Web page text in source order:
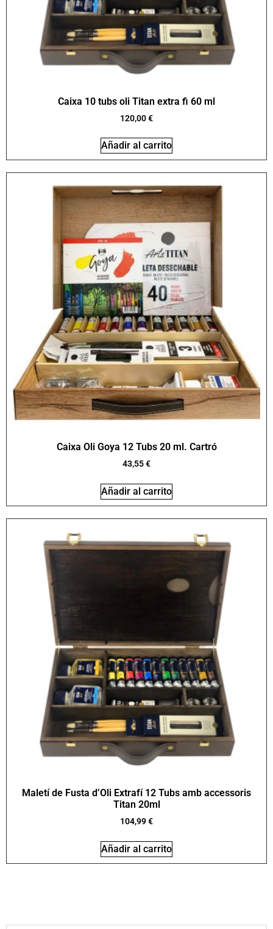
Caixa 10 tubs oli Titan extra fi 60 ml
120,00€
Añadir al carrito
Caixa Oli Goya 12 Tubs 20 ml. Cartró
43,55€
Añadir al carrito
Maletí de Fusta d’Oli Extrafí 12 Tubs amb accessoris
Titan 20ml
104,99€
Añadir al carrito